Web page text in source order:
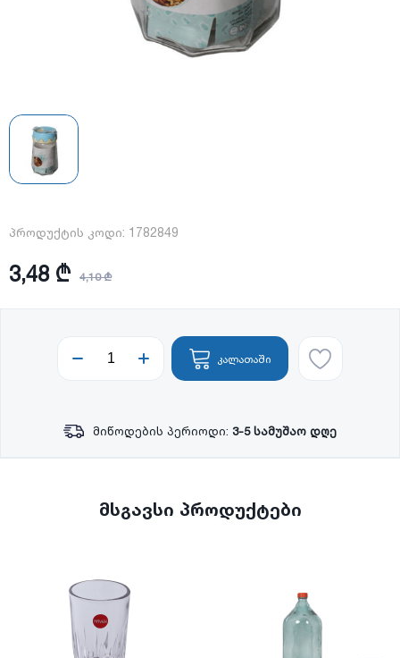
პროდუქტის კოდი: 1782849
3,48 ₾ 4,10 ₾
კალათაში
მიწოდების პერიოდი: 3-5 სამუშაო დღე
მსგავსი პროდუქტები